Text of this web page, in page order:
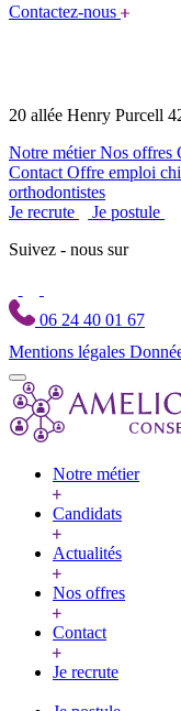
Contactez-nous
20 allée Henry Purcell
Notre métierNos offres
Contact Offre emploi
orthodontistes
Je recrute
Je postule
Suivez - nous sur
06 24 40 01 67
Mentions légales
Notre métier
Candidats
Actualités
Nos offres
Contact
Je recrute